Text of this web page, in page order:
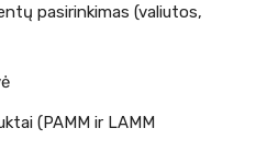
pasirinkimas (valiutos,
(PAMM ir LAMM